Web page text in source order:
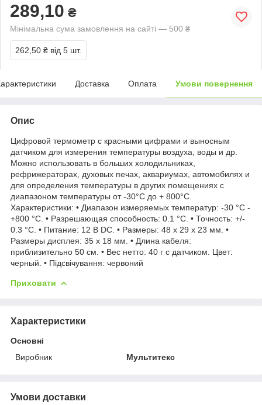
289,10 ₴
Мінімальна сума замовлення на сайті — 500 ₴
262,50 ₴ від 5 шт.
Доставка Оплата Умови повернення
Опис
Цифровой термометр с красными цифрами и выносным
датчиком для измерения температуры воздуха, воды и др.
Можно использовать в больших холодильниках,
рефрижераторах, духовых печах, аквариумах, автомобилях и
для определения температуры в других помещениях с
диапазоном температуры от -30°C до + 800°C.
Характеристики: • Диапазон измеряемых температур: -30 °C -
+800 °C. • Разрешающая способность: 0.1 °C. • Точность: +/-
0.3 °C. • Питание: 12 В DC. • Размеры: 48 х 29 х 23 мм. •
Размеры дисплея: 35 х 18 мм. • Длина кабеля:
приблизительно 50 см. • Вес нетто: 40 г с датчиком. Цвет:
черный. • Підсвічування: червоний
Приховати
Характеристики
Основні
Виробник
Мультитекс
Умови доставки